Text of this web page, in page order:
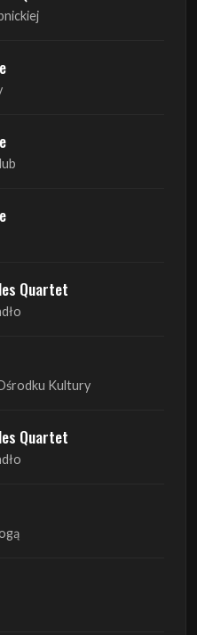
Quartet
Kultury
Quartet